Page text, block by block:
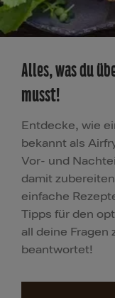
Alles, was du
musst!
Entdecke, wie
bekannt als
Vor- und
damit
einfache
Tipps für den
all deine Fragen
beantwortet!